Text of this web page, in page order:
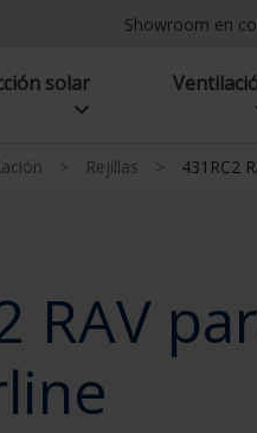
Showroom en
solar
> Rejillas > 431RC2
RAV